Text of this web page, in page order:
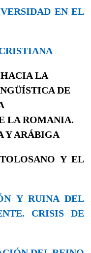
EN EL
LA
DE
LA ROMANIA.
Y ARÁBIGA
Y EL
Y RUINA DEL
CRISIS DE